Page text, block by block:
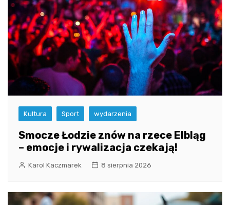
Kultura Sport wydarzenia
Smocze Łodzie znów na rzece Elbląg
– emocje i rywalizacja czekają!
Karol Kaczmarek 8 sierpnia 2026